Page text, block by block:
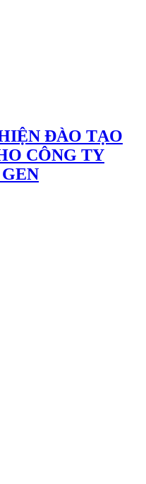
ĐÀO TẠO
CÔNG TY